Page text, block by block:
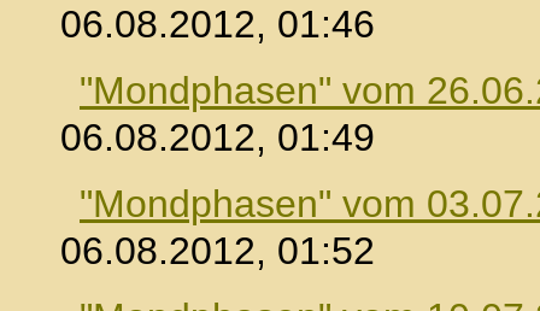
06.08.2012, 01:46
"Mondphasen" vom
06.08.2012, 01:49
"Mondphasen" vom
06.08.2012, 01:52